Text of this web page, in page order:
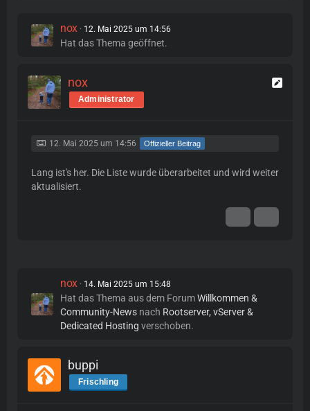
nox 12. Mai 2025 um 14:56
Hat das Thema geöffnet.
nox
Administrator
12. Mai 2025 um 14:56 Offizieller Beitrag
Lang ist's her. Die Liste wurde überarbeitet und wird weiter
aktualisiert.
nox 14. Mai 2025 um 15:48
Hat das Thema aus dem ForumWillkommen &
Community-News nach Rootserver, vServer &
Dedicated Hosting verschoben.
buppi
Frischling